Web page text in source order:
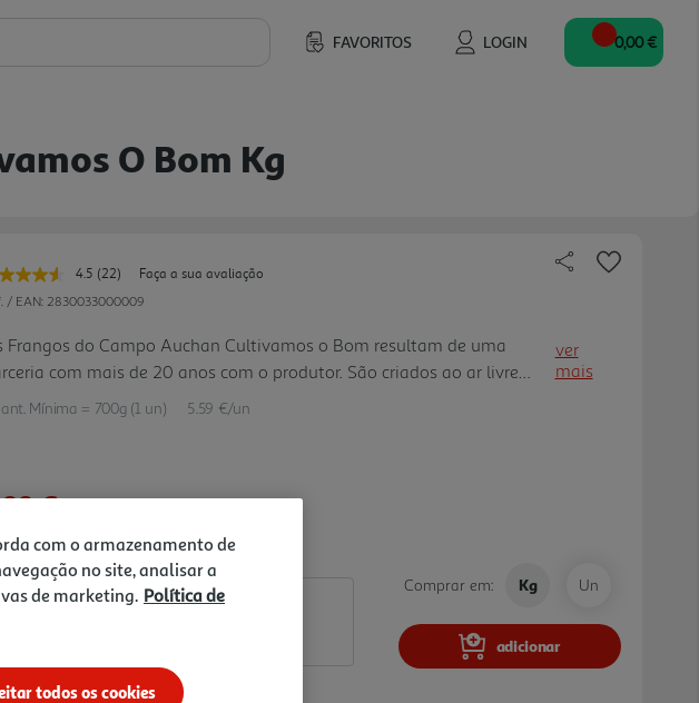
FAVORITOS LOGIN 0,00 €
O Bom Kg
4.5 Leu
22
Link
para
a
página.
(22)
Faça a sua avaliação
/ EAN: 2830033000009
Frangos do Campo Auchan Cultivamos o Bom resultam de uma
com mais de 20 anos com o produtor. São criados ao ar livre
uma alimentação natural composta de 70% de cereais, cumprindo
ver
mais
Mínima = 700g (1 un) 5.59 €/un
€
de preparação
Comprar em:
Kg Un
adicionar
com o armazenamento de
no site, analisar a
de marketing. Política de
todos os cookies